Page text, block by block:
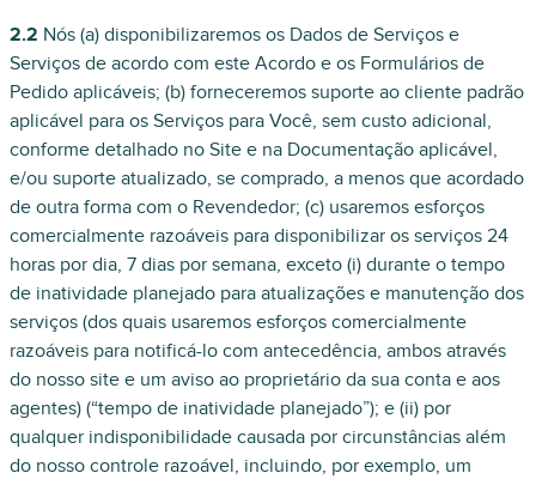
2.2 Nós (a) disponibilizaremos os Dados de Serviços e
Serviços de acordo com este Acordo e os Formulários de
Pedido aplicáveis; (b) forneceremos suporte ao cliente padrão
aplicável para os Serviços para Você, sem custo adicional,
conforme detalhado no Site e na Documentação aplicável,
e/ou suporte atualizado, se comprado, a menos que acordado
de outra forma com o Revendedor; (c) usaremos esforços
comercialmente razoáveis para disponibilizar os serviços 24
horas por dia, 7 dias por semana, exceto (i) durante o tempo
de inatividade planejado para atualizações e manutenção dos
serviços (dos quais usaremos esforços comercialmente
razoáveis para notificá-lo com antecedência, ambos através
do nosso site e um aviso ao proprietário da sua conta e aos
agentes) (“tempo de inatividade planejado”); e (ii) por
qualquer indisponibilidade causada por circunstâncias além
do nosso controle razoável, incluindo, por exemplo, um